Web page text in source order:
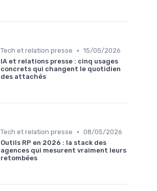
Tech et relation presse • 15/05/2026
IA et relations presse : cinq usages
concrets qui changent le quotidien
des attachés
Tech et relation presse • 08/05/2026
Outils RP en 2026 : la stack des
agences qui mesurent vraiment leurs
retombées